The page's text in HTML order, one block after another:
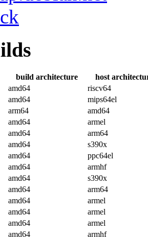
build architecture
host
amd64
riscv64
amd64
mips64el
arm64
amd64
amd64
armel
amd64
arm64
amd64
s390x
amd64
ppc64el
amd64
armhf
amd64
s390x
amd64
arm64
amd64
armel
amd64
armel
amd64
armel
amd64
armhf